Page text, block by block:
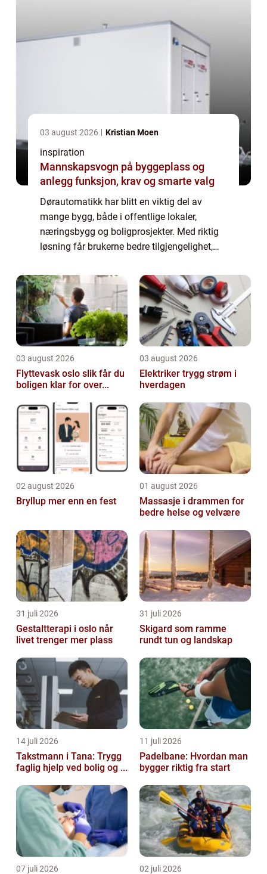
03 august 2026 Kristian Moen
inspiration
Mannskapsvogn på byggeplass og
anlegg funksjon, krav og smarte valg
Dørautomatikk har blitt en viktig del av
mange bygg, både i offentlige lokaler,
næringsbygg og boligprosjekter. Med riktig
løsning får brukerne bedre tilgjengelighet,
hverdagslogistikk. Automatisk styrte dører
gjør...
03 august 2026
Flyttevask oslo slik får du
boligen klar for over...
03 august 2026
Elektriker trygg strøm i
hverdagen
02 august 2026
Bryllup mer enn en fest
01 august 2026
Massasje i drammen for
bedre helse og velvære
31 juli 2026
Gestaltterapi i oslo når
livet trenger mer plass
31 juli 2026
Skigard som ramme
rundt tun og landskap
14 juli 2026
Takstmann i Tana: Trygg
faglig hjelp ved bolig og ...
11 juli 2026
Padelbane: Hvordan man
bygger riktig fra start
07 juli 2026 02 juli 2026